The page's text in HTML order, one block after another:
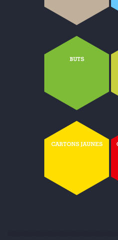
BUTS
CARTONS JAUNES